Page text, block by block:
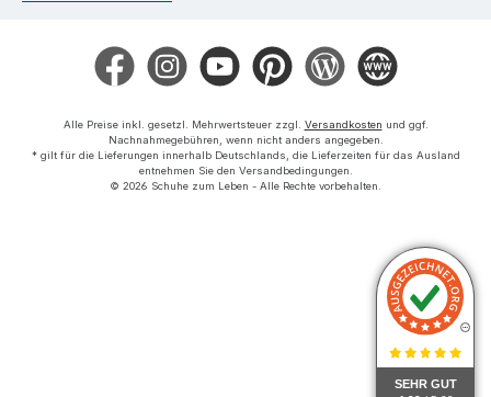
SEHR GUT
Facebook Instagram YouTube Pinterest Blog Die BERG App
Alle Preise inkl. gesetzl. Mehrwertsteuer zzgl. Versandkosten und ggf.
Nachnahmegebühren, wenn nicht anders angegeben.
* gilt für die Lieferungen innerhalb Deutschlands, die Lieferzeiten für das Ausland
entnehmen Sie den Versandbedingungen.
© 2026 Schuhe zum Leben - Alle Rechte vorbehalten.